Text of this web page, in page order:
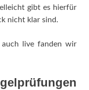
gibt es hierfür
nicht klar sind.
live fanden wir